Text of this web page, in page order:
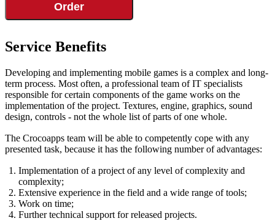
Order
Service Benefits
Developing and implementing mobile games is a complex and long-
term process. Most often, a professional team of IT specialists
responsible for certain components of the game works on the
implementation of the project. Textures, engine, graphics, sound
design, controls - not the whole list of parts of one whole.
The Crocoapps team will be able to competently cope with any
presented task, because it has the following number of advantages:
Implementation of a project of any level of complexity and
complexity;
Extensive experience in the field and a wide range of tools;
Work on time;
Further technical support for released projects.